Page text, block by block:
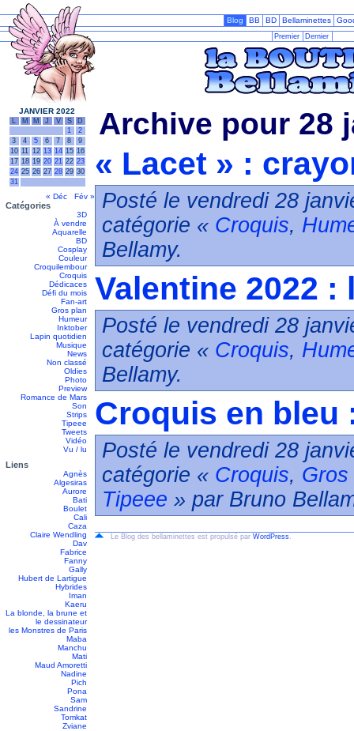
Blog BB BD Bellaminettes
Premier Dernier
JANVIER 2022
L M M J V S
D
1
2
3
4 5 6 7 8
9
10 11 12 13 14 15 16
17 18 19 20 21 22 23
24 25 26 27 28 29 30
31
« Déc Fév »
Catégories
3D
À vendre
Aquarelle
BD
Cosplay
Couleur
Croquilembour
Croquis
Dédicaces
Défi du mois
Fan-art
Gros plan
Humeur
Inktober
Lapin quotidien
Musique
News
Non classé
Oldies
Photo
Preview
Romance de Mars
Son
Strips
Tipeee
Tweets
Vidéo
Vu / lu
Liens
Agnès
Algesiras
Aurore
Bati
Boulet
Cali
Caza
Claire Wendling
Dav
Fabrice
Fanny
Gally
Hubert de Lartigue
Hybrides
Iman
Kaeru
La blonde, la brune et
le dessinateur
les Monstres de Paris
Maba
Manchu
Mati
Maud Amoretti
Nadine
Pich
Pona
Sam
Sandrine
Tomkat
Zviane
Archive pour 28
« Lacet » :
Posté le vendredi 28
catégorie « Croquis,
Bellamy.
Valentine 2022
Posté le vendredi 28
catégorie « Croquis,
Bellamy.
Croquis en bleu
Posté le vendredi 28
catégorie « Croquis, Gros
Tipeee » par Bruno
Le Blog des bellaminettes est propulsé par WordPress.